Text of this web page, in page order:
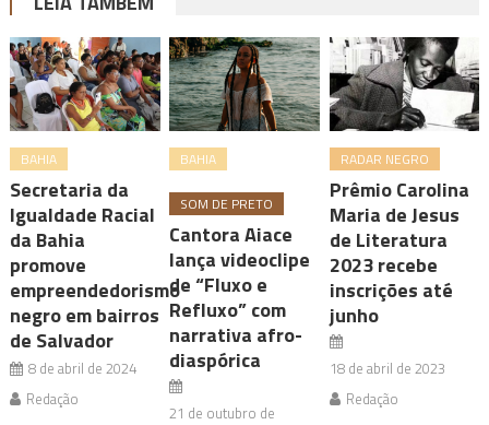
BAHIA
Secretaria da
Igualdade Racial
da Bahia
promove
empreendedorismo
negro em bairros
de Salvador
8 de abril de 2024
Redação
BAHIA
SOM DE PRETO
Cantora Aiace
lança videoclipe
de “Fluxo e
Refluxo” com
narrativa afro-
diaspórica
21 de outubro de
RADAR NEGRO
Prêmio Carolina
Maria de Jesus
de Literatura
2023 recebe
inscrições até
junho
18 de abril de 2023
Redação